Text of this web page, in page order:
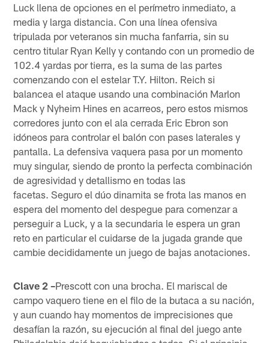
Luck llena de opciones en el perímetro inmediato, a
media y larga distancia. Con una línea ofensiva
tripulada por veteranos sin mucha fanfarria, sin su
centro titular Ryan Kelly y contando con un promedio de
102.4 yardas por tierra, es la suma de las partes
comenzando con el estelar T.Y. Hilton. Reich si
balancea el ataque usando una combinación Marlon
Mack y Nyheim Hines en acarreos, pero estos mismos
corredores junto con el ala cerrada Eric Ebron son
idóneos para controlar el balón con pases laterales y
pantalla. La defensiva vaquera pasa por un momento
muy singular, siendo de pronto la perfecta combinación
de agresividad y detallismo en todas las
facetas. Seguro el dúo dinamita se frota las manos en
espera del momento del despegue para comenzar a
perseguir a Luck, y a la secundaria le espera un gran
reto en particular el cuidarse de la jugada grande que
cambie decididamente un juego de bajas anotaciones.
Clave 2 –Prescott con una brocha. El mariscal de
campo vaquero tiene en el filo de la butaca a su nación,
y aun cuando hay momentos de imprecisiones que
desafían la razón, su ejecución al final del juego ante